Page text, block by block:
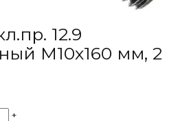
12.9
M10х160 мм, 2
+